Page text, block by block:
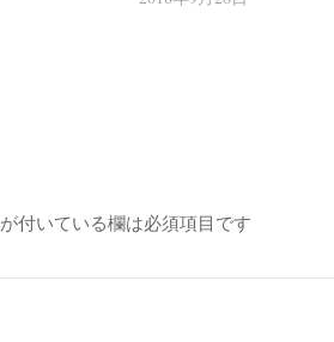
が付いている欄は必須項目です